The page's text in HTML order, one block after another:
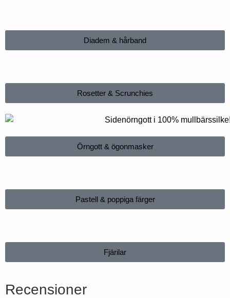
Diadem & hårband
Rosetter & Scrunchies
Örngott & ögonmasker
Pastell & poppiga färger
Fjärilar
Recensioner